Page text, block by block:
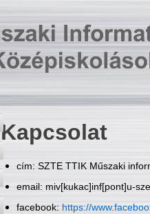
Kapcsolat
cím: SZTE TTIK Műszaki
email: miv[kukac]inf[pont]u-
facebook: https://